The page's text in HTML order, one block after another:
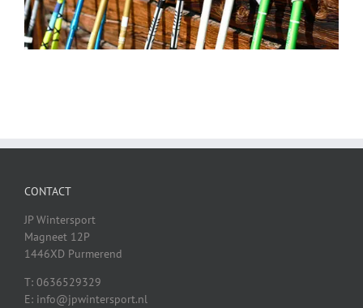
CONTACT
JP Wintersport
Magneet 12P
1446XD Purmerend
T: 0636529329
E: info@jpwintersport.nl